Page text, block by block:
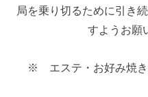
局を乗り切るために引き
すようお願
※ エステ・お好み焼き